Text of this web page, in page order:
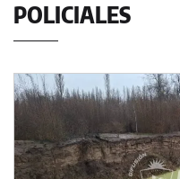
POLICIALES